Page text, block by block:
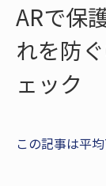
ARで保
れを防
ェック
この記事は平